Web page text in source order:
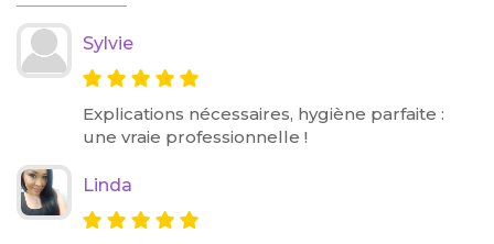
Sylvie
Explications nécessaires, hygiène parfaite :
une vraie professionnelle !
Linda